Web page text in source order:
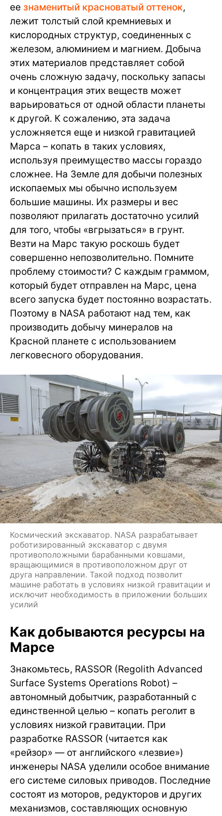
ее знаменитый красноватый оттенок,
лежит толстый слой кремниевых и
кислородных структур, соединенных с
железом, алюминием и магнием. Добыча
этих материалов представляет собой
очень сложную задачу, поскольку запасы
и концентрация этих веществ может
варьироваться от одной области планеты
к другой. К сожалению, эта задача
усложняется еще и низкой гравитацией
Марса – копать в таких условиях,
используя преимущество массы гораздо
сложнее. На Земле для добычи полезных
ископаемых мы обычно используем
большие машины. Их размеры и вес
позволяют прилагать достаточно усилий
для того, чтобы «вгрызаться» в грунт.
Везти на Марс такую роскошь будет
совершенно непозволительно. Помните
проблему стоимости? С каждым граммом,
который будет отправлен на Марс, цена
всего запуска будет постоянно возрастать.
Поэтому в NASA работают над тем, как
производить добычу минералов на
Красной планете с использованием
легковесного оборудования.
Космический экскаватор. NASA разрабатывает
роботизированный экскаватор с двумя
противоположными барабанными ковшами,
вращающимися в противоположном друг от
друга направлении. Такой подход позволит
машине работать в условиях низкой гравитации и
исключит необходимость в приложении больших
усилий
Как добываются ресурсы на
Марсе
Знакомьтесь, RASSOR (Regolith Advanced
Surface Systems Operations Robot) –
автономный добытчик, разработанный с
единственной целью – копать реголит в
условиях низкой гравитации. При
разработке RASSOR (читается как
«рейзор» — от английского «лезвие»)
инженеры NASA уделили особое внимание
его системе силовых приводов. Последние
состоят из моторов, редукторов и других
механизмов, составляющих основную